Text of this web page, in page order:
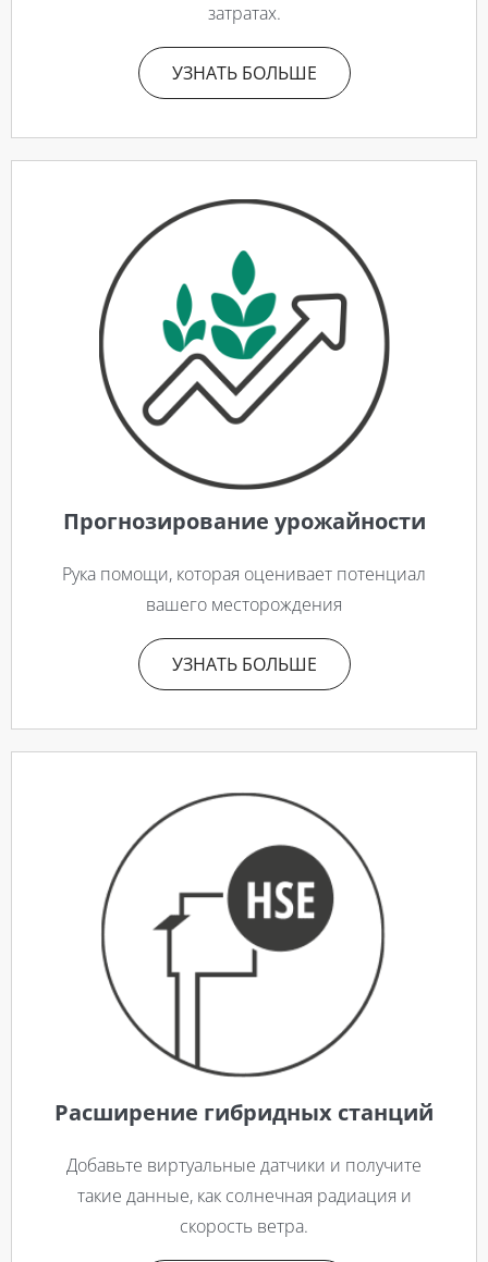
затратах.
УЗНАТЬ БОЛЬШЕ
Прогнозирование урожайности
Рука помощи, которая оценивает потенциал
вашего месторождения
УЗНАТЬ БОЛЬШЕ
Расширение гибридных станций
Добавьте виртуальные датчики и получите
такие данные, как солнечная радиация и
скорость ветра.